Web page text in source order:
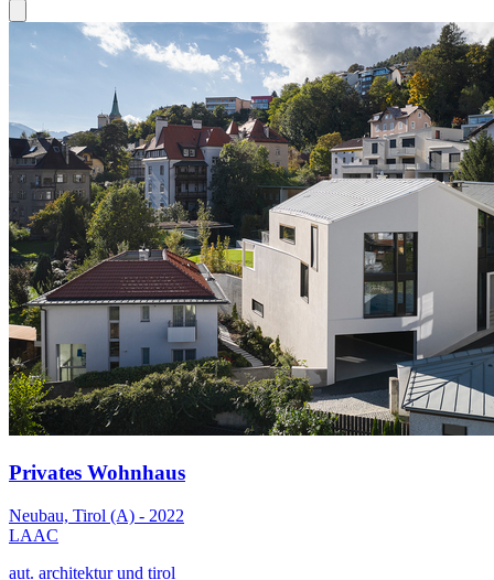
Privates Wohnhaus
Neubau, Tirol (A) - 2022
LAAC
aut. architektur und tirol